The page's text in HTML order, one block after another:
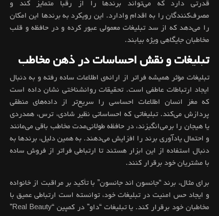
قدرتی دارد که می‌تواند برندها را از رقبا متمایز کند و
مصرف‌کنندگان را به اقدام وادارد. این رویکرد به برندها این امکان
را می‌دهد که از سد تبلیغات معمولی عبور کرده و در حافظه و قلب
مخاطبان جایگاهی ویژه بیابند.
تبلیغات و نقش احساسات در ذهن مخاطب
تبلیغات مؤثر همیشه فراتر از ارائه‌ی اطلاعات ساده رفته و به دنبال
ایجاد ارتباطات عاطفی است. تحقیقات روانشناختی نشان داده است
که مغز انسان اطلاعات احساسی را سریع‌تر از داده‌های منطقی
پردازش می‌کند. تبلیغاتی که احساساتی نظیر شادی، ترس، همدردی
یا هیجان را برمی‌انگیزند، در حافظه طولانی‌مدت مخاطب باقی می‌مانند
و احتمال یادآوری برند را افزایش می‌دهند. به همین دلیل، برندها به
دنبال استفاده از این ابزار هستند تا ارتباطی فراتر از فروش ساده
با مشتریان خود برقرار کنند.
برای مثال، برند “جانسون اند جانسون” با تأکید بر مراقبت از خانواده
و ایجاد حس امنیت در تبلیغات خود، توانسته است ارتباطی عمیق با
مخاطبان خود برقرار کند. یا تبلیغات “داو” در کمپین “Real Beauty”